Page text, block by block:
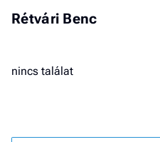
Rétvári Benc
nincs találat